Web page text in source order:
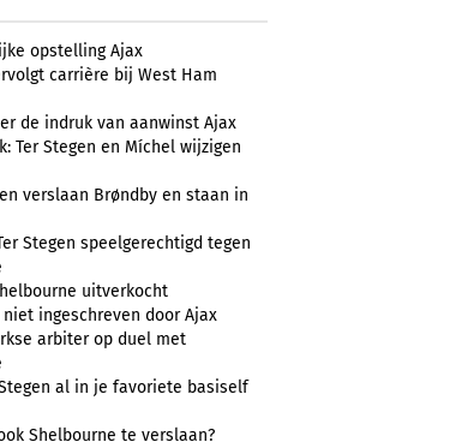
opstelling Ajax
carrière bij West Ham
de indruk van aanwinst Ajax
Ter Stegen en Míchel wijzigen
verslaan Brøndby en staan in
Stegen speelgerechtigd tegen
uitverkocht
ingeschreven door Ajax
arbiter op duel met
al in je favoriete basiself
Shelbourne te verslaan?